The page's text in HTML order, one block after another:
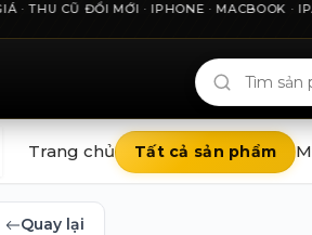
— chợ công nghệ uy tín tại
CŨ ĐỔI MỚI · IPHONE · MACBOOK ·
Trang chủ Tất cả sản phẩm
Quay lại